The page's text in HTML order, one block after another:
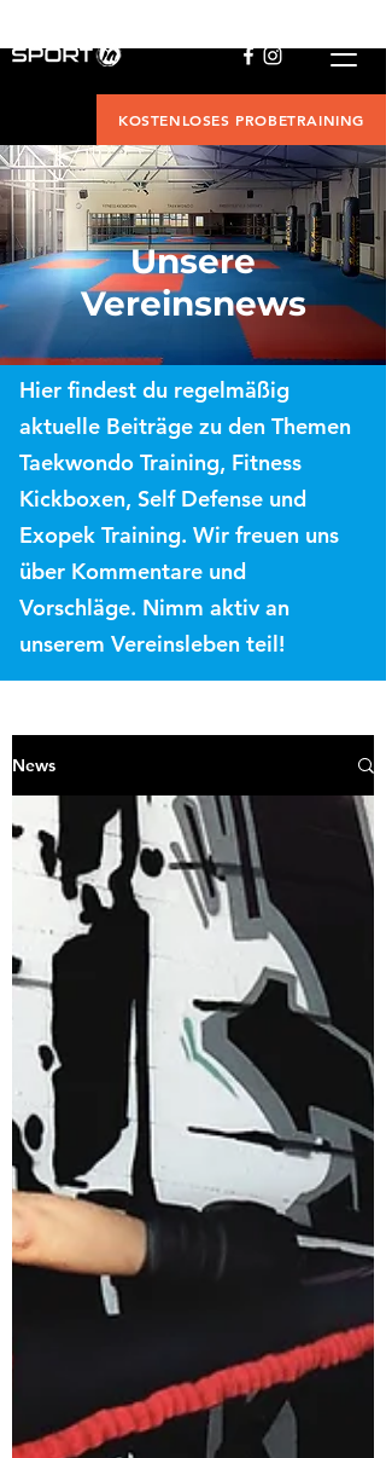
KOSTENLOSES PROBETRAINING
Unsere
Vereinsnews
Hier findest du regelmäßig
aktuelle Beiträge zu den Themen
Taekwondo Training, Fitness
Kickboxen, Self Defense und
Exopek Training. Wir freuen uns
über Kommentare und
Vorschläge. Nimm aktiv an
unserem Vereinsleben teil!
News